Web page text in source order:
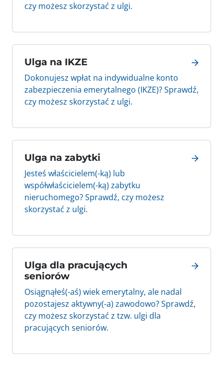
czy możesz skorzystać z ulgi.
Ulga na IKZE
Dokonujesz wpłat na indywidualne konto
zabezpieczenia emerytalnego (IKZE)? Sprawdź,
czy możesz skorzystać z ulgi.
Ulga na zabytki
Jesteś właścicielem(-ką) lub
współwłaścicielem(-ką) zabytku
nieruchomego? Sprawdź, czy możesz
skorzystać z ulgi.
Ulga dla pracujących
seniorów
Osiągnąłeś(-aś) wiek emerytalny, ale nadal
pozostajesz aktywny(-a) zawodowo? Sprawdź,
czy możesz skorzystać z tzw. ulgi dla
pracujących seniorów.